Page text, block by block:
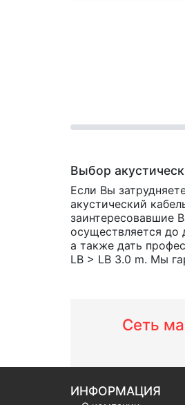
Выбор
Если Вы
акустический
заинтересовавшие
осуществляется до
а также дать
LB > LB 3.0 m. Мы
Сеть
ИНФОРМАЦИЯ